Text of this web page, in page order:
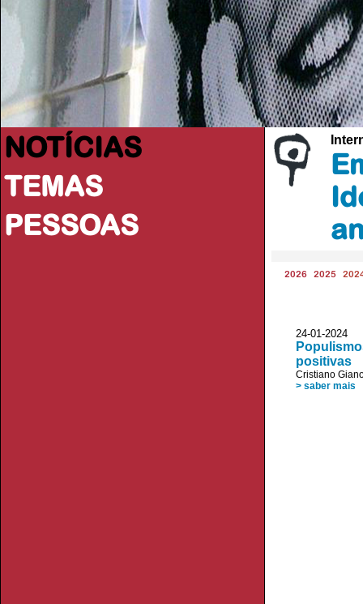
NOTÍCIAS
TEMAS
PESSOAS
2026 2025
24-01-2024
positivas
Cristiano
> saber mais